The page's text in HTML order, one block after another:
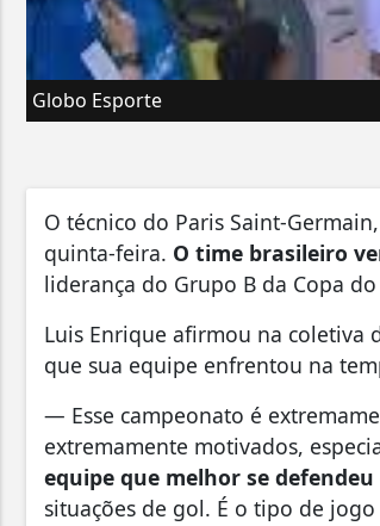
Globo Esporte
O técnico do Paris Saint-
quinta-feira. O time brasileiro
liderança do Grupo B da Copa
Luis Enrique afirmou na
que sua equipe enfrentou na
— Esse campeonato é
extremamente motivados,
equipe que melhor se
situações de gol. É o tipo de